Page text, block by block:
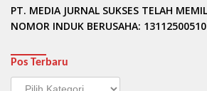
PT. MEDIA JURNAL SUKSES TELAH
NOMOR INDUK BERUSAHA:
Pos Terbaru
Pos